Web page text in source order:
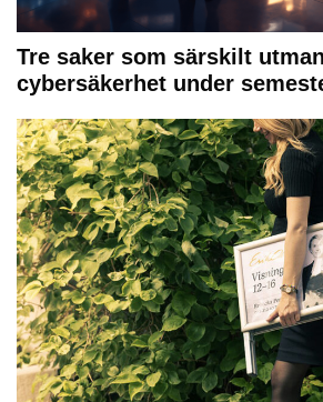
Tre saker som särskilt
cybersäkerhet under